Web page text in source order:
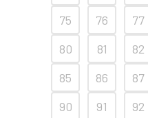
75
76 77
80
81 82
85
86 87
90
91 92